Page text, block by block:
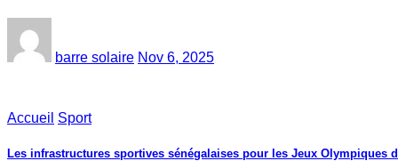
barre solaire Nov 6, 2025
Accueil Sport
Les infrastructures sportives sénégalaises pour les Jeux Olympiques